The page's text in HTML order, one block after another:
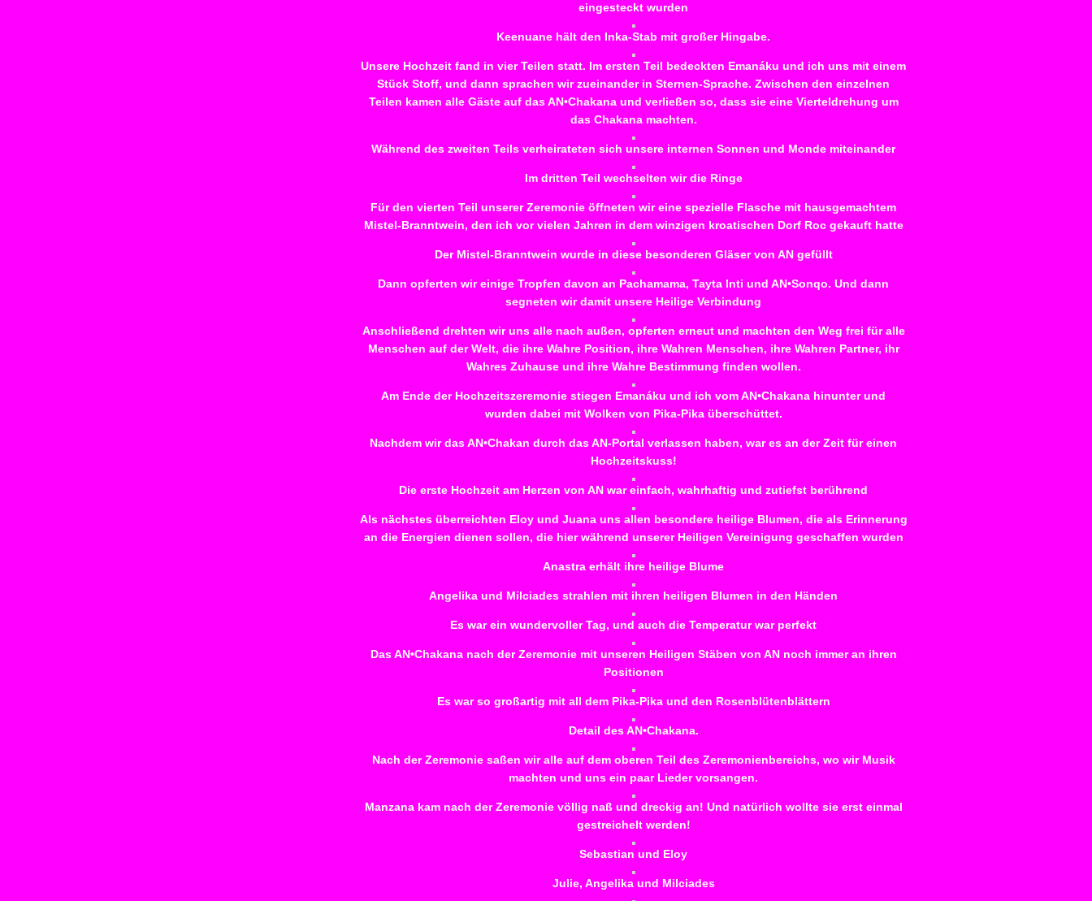
eingesteckt wurden
Keenuane hält den Inka-Stab mit großer Hingabe.
Unsere Hochzeit fand in vier Teilen statt. Im ersten Teil bedeckten Emanáku und ich uns mit einem
Stück Stoff, und dann sprachen wir zueinander in Sternen-Sprache. Zwischen den einzelnen
Teilen kamen alle Gäste auf das AN•Chakana und verließen so, dass sie eine Vierteldrehung um
das Chakana machten.
Während des zweiten Teils verheirateten sich unsere internen Sonnen und Monde miteinander
Im dritten Teil wechselten wir die Ringe
Für den vierten Teil unserer Zeremonie öffneten wir eine spezielle Flasche mit hausgemachtem
Mistel-Branntwein, den ich vor vielen Jahren in dem winzigen kroatischen Dorf Roc gekauft hatte
Der Mistel-Branntwein wurde in diese besonderen Gläser von AN gefüllt
Dann opferten wir einige Tropfen davon an Pachamama, Tayta Inti und AN•Sonqo. Und dann
segneten wir damit unsere Heilige Verbindung
Anschließend drehten wir uns alle nach außen, opferten erneut und machten den Weg frei für alle
Menschen auf der Welt, die ihre Wahre Position, ihre Wahren Menschen, ihre Wahren Partner, ihr
Wahres Zuhause und ihre Wahre Bestimmung finden wollen.
Am Ende der Hochzeitszeremonie stiegen Emanáku und ich vom AN•Chakana hinunter und
wurden dabei mit Wolken von Pika-Pika überschüttet.
Nachdem wir das AN•Chakan durch das AN-Portal verlassen haben, war es an der Zeit für einen
Hochzeitskuss!
Die erste Hochzeit am Herzen von AN war einfach, wahrhaftig und zutiefst berührend
Als nächstes überreichten Eloy und Juana uns allen besondere heilige Blumen, die als Erinnerung
an die Energien dienen sollen, die hier während unserer Heiligen Vereinigung geschaffen wurden
Anastra erhält ihre heilige Blume
Angelika und Milciades strahlen mit ihren heiligen Blumen in den Händen
Es war ein wundervoller Tag, und auch die Temperatur war perfekt
Das AN•Chakana nach der Zeremonie mit unseren Heiligen Stäben von AN noch immer an ihren
Positionen
Es war so großartig mit all dem Pika-Pika und den Rosenblütenblättern
Detail des AN•Chakana.
Nach der Zeremonie saßen wir alle auf dem oberen Teil des Zeremonienbereichs, wo wir Musik
machten und uns ein paar Lieder vorsangen.
Manzana kam nach der Zeremonie völlig naß und dreckig an! Und natürlich wollte sie erst einmal
gestreichelt werden!
Sebastian und Eloy
Julie, Angelika und Milciades